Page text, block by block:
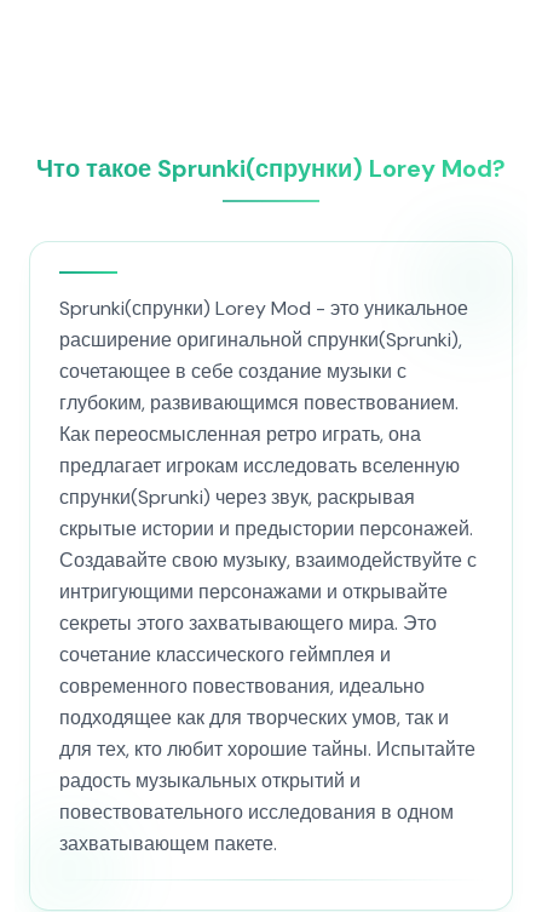
Что такое Sprunki(спрунки) Lorey Mod?
Sprunki(спрунки) Lorey Mod - это уникальное
расширение оригинальной спрунки(Sprunki),
сочетающее в себе создание музыки с
глубоким, развивающимся повествованием.
Как переосмысленная ретро играть, она
предлагает игрокам исследовать вселенную
спрунки(Sprunki) через звук, раскрывая
скрытые истории и предыстории персонажей.
Создавайте свою музыку, взаимодействуйте с
интригующими персонажами и открывайте
секреты этого захватывающего мира. Это
сочетание классического геймплея и
современного повествования, идеально
подходящее как для творческих умов, так и
для тех, кто любит хорошие тайны. Испытайте
радость музыкальных открытий и
повествовательного исследования в одном
захватывающем пакете.